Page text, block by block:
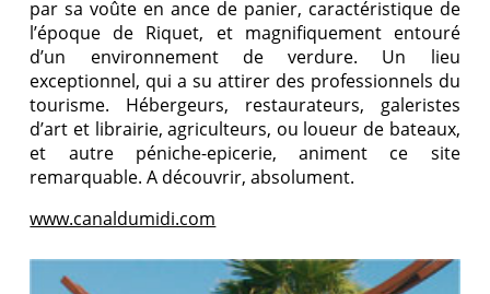
par sa voûte en ance de panier, caractéristique de
l’époque de Riquet, et magnifiquement entouré
d’un environnement de verdure. Un lieu
exceptionnel, qui a su attirer des professionnels du
tourisme. Hébergeurs, restaurateurs, galeristes
d’art et librairie, agriculteurs, ou loueur de bateaux,
et autre péniche-epicerie, animent ce site
remarquable. A découvrir, absolument.
www.canaldumidi.com